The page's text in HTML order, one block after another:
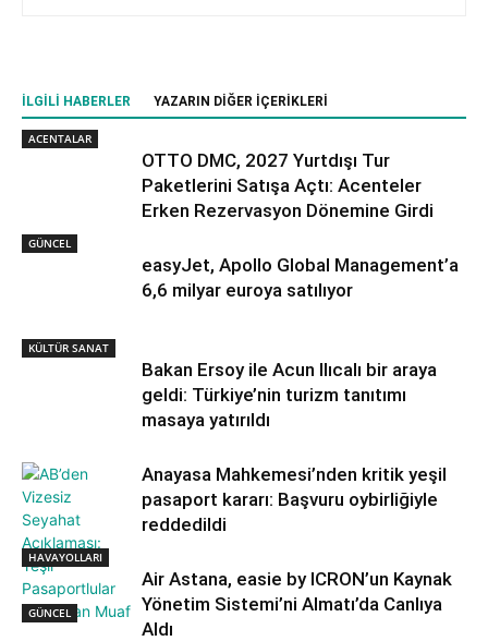
İLGILI HABERLER YAZARIN DIĞER İÇERIKLERI
ACENTALAR
OTTO DMC, 2027 Yurtdışı Tur
Paketlerini Satışa Açtı: Acenteler
Erken Rezervasyon Dönemine Girdi
GÜNCEL
easyJet, Apollo Global Management’a
6,6 milyar euroya satılıyor
KÜLTÜR SANAT
Bakan Ersoy ile Acun Ilıcalı bir araya
geldi: Türkiye’nin turizm tanıtımı
masaya yatırıldı
GÜNCEL
Anayasa Mahkemesi’nden kritik yeşil
pasaport kararı: Başvuru oybirliğiyle
reddedildi
HAVAYOLLARI
Air Astana, easie by ICRON’un Kaynak
Yönetim Sistemi’ni Almatı’da Canlıya
Aldı